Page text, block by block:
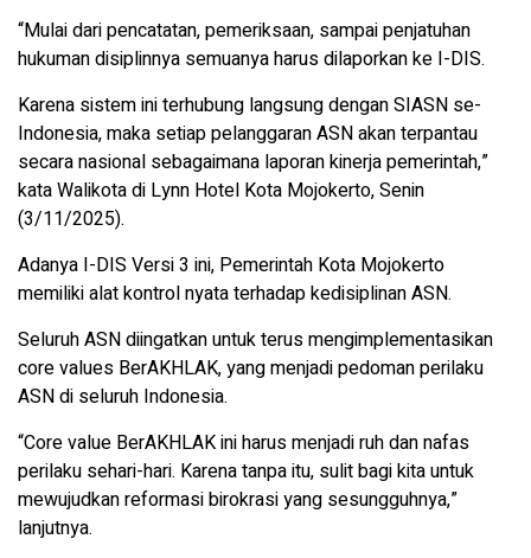
“Mulai dari pencatatan, pemeriksaan, sampai penjatuhan
hukuman disiplinnya semuanya harus dilaporkan ke I-DIS.
Karena sistem ini terhubung langsung dengan SIASN se-
Indonesia, maka setiap pelanggaran ASN akan terpantau
secara nasional sebagaimana laporan kinerja pemerintah,”
kata Walikota di Lynn Hotel Kota Mojokerto, Senin
(3/11/2025).
Adanya I-DIS Versi 3 ini, Pemerintah Kota Mojokerto
memiliki alat kontrol nyata terhadap kedisiplinan ASN.
Seluruh ASN diingatkan untuk terus mengimplementasikan
core values BerAKHLAK, yang menjadi pedoman perilaku
ASN di seluruh Indonesia.
“Core value BerAKHLAK ini harus menjadi ruh dan nafas
perilaku sehari-hari. Karena tanpa itu, sulit bagi kita untuk
mewujudkan reformasi birokrasi yang sesungguhnya,”
lanjutnya.